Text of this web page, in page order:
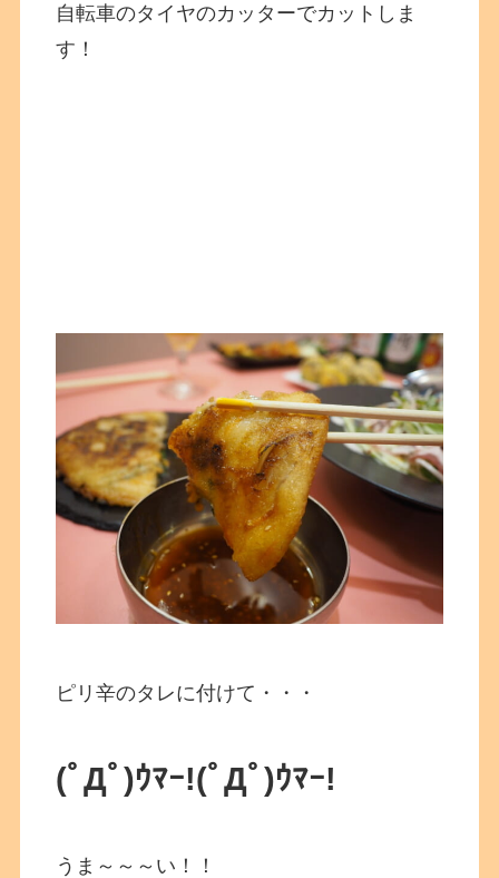
自転車のタイヤのカッターでカットしま
す！
ピリ辛のタレに付けて・・・
(ﾟДﾟ)ｳﾏｰ!(ﾟДﾟ)ｳﾏｰ!
うま～～～い！！